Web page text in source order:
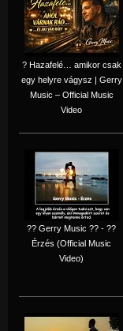
? Hazafelé… amikor csak
egy helyre vágysz | Gerry
Music – Official Music
Video
?? Gerry Music ?? - ??
Érzés (Official Music
Video)